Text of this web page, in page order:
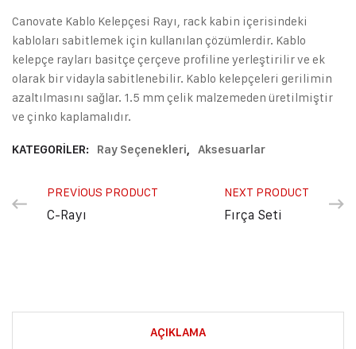
Canovate Kablo Kelepçesi Rayı, rack kabin içerisindeki
kabloları sabitlemek için kullanılan çözümlerdir. Kablo
kelepçe rayları basitçe çerçeve profiline yerleştirilir ve ek
olarak bir vidayla sabitlenebilir. Kablo kelepçeleri gerilimin
azaltılmasını sağlar. 1.5 mm çelik malzemeden üretilmiştir
ve çinko kaplamalıdır.
KATEGORILER: Ray Seçenekleri, Aksesuarlar
PREVIOUS PRODUCT
C-Rayı
NEXT PRODUCT
Fırça Seti
AÇIKLAMA